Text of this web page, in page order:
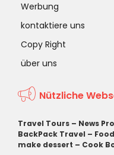
Werbung
kontaktiere uns
Copy Right
über uns
Nützliche
Travel Tours – News Pro
BackPack Travel –
make dessert – Cook